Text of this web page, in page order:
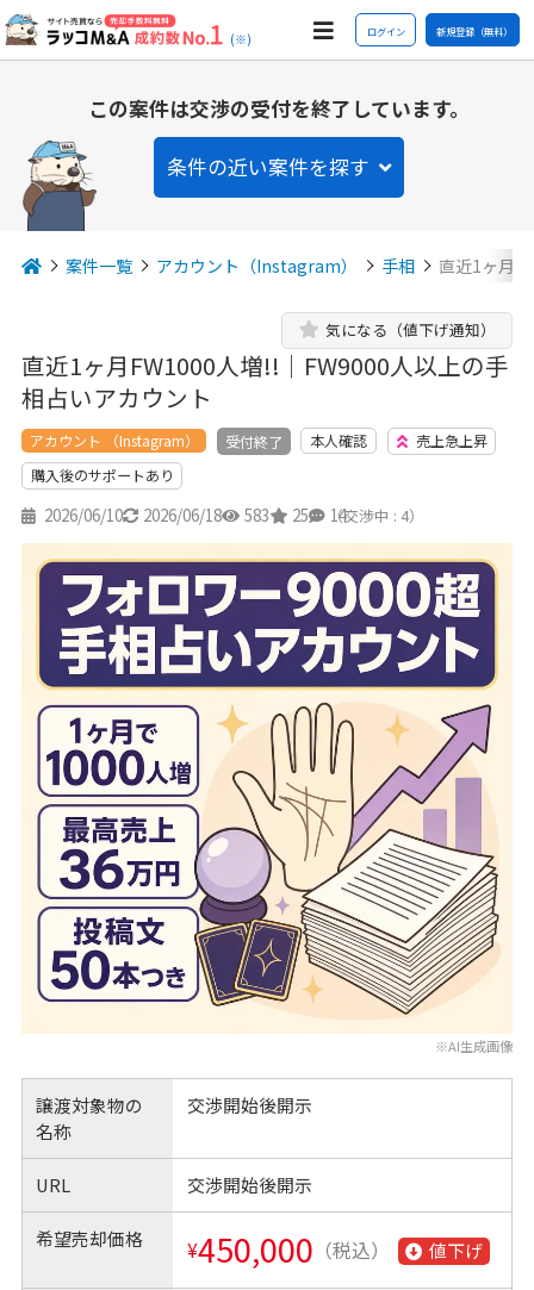
(※) ログイン 新規登録（無料）
この案件は交渉の受付を終了しています。
条件の近い案件を探す
案件一覧 アカウント（Instagram） 手相 直近1ヶ月
直近1ヶ月FW1000人増!!｜FW9000人以上の手
相占いアカウント
気になる（値下げ通知）
アカウント （Instagram） 受付終了 本人確認
売上急上昇
購入後のサポートあり
2026/06/10 2026/06/18 583 25 14
（交渉中 : 4）
※AI生成画像
譲渡対象物の
名称
交渉開始後開示
URL 交渉開始後開示
希望売却価格 ¥450,000 （税込） 値下げ